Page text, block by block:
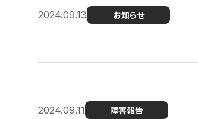
2024.09.13 お知らせ
2024.09.11 障害報告